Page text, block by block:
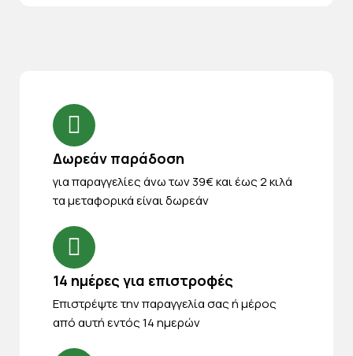
Δωρεάν παράδοση
για παραγγελίες άνω των 39€ και έως 2 κιλά
τα μεταφορικά είναι δωρεάν
14 ημέρες για επιστροφές
Eπιστρέψτε την παραγγελία σας ή μέρος
από αυτή εντός 14 ημερών